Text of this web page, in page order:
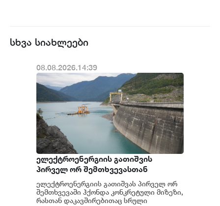
სხვა სიახლეები
08.08.2026.14:39
ელექტროენერგიის გათიშვის
პირველ ორ შემთხვევასთან
დაკავშირებით სუს-ში წარიმართება
გამოძიება და ინფორმაციას
მოგვიანებით დეტალურად
ელექტროენერგიის გათიშვას პირველ ორ
შემთხვევაში ჰქონდა კონკრეტული მიზეზი,
რასთან დაკავშირებითაც სრული